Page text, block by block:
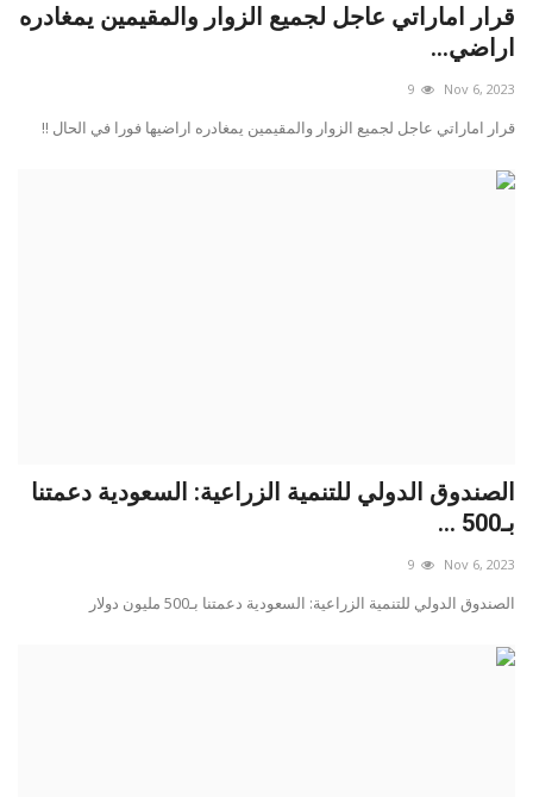
قرار اماراتي عاجل لجميع الزوار والمقيمين يمغادره
اراضي...
Nov 6, 2023
9
قرار اماراتي عاجل لجميع الزوار والمقيمين يمغادره اراضيها فورا في الحال !!
الصندوق الدولي للتنمية الزراعية: السعودية دعمتنا
بـ500 ...
Nov 6, 2023
9
الصندوق الدولي للتنمية الزراعية: السعودية دعمتنا بـ500 مليون دولار